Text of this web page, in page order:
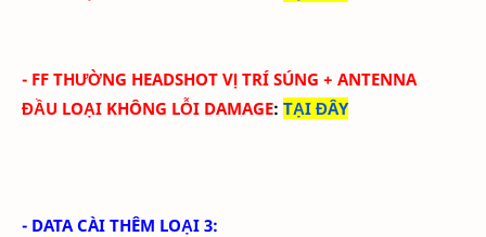
- FF THƯỜNG HEADSHOT VỊ TRÍ SÚNG + ANTENNA
ĐẦU LOẠI KHÔNG LỖI DAMAGE: TẠI ĐÂY
- DATA CÀI THÊM LOẠI 3: